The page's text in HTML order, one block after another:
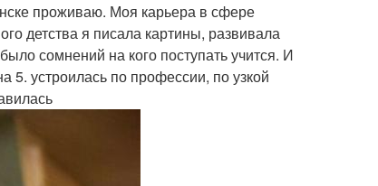
проживаю. Моя карьера в сфере
детства я писала картины, развивала
сомнений на кого поступать учится. И
5. устроилась по профессии, по узкой